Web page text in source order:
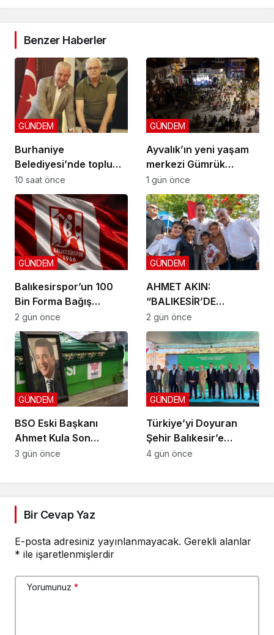
Benzer Haberler
Burhaniye
Belediyesi’nde toplu
sözleşme: İmzalar atıldı
GÜNDEM
10 saat önce
Ayvalık’ın yeni yaşam
merkezi Gümrük
Meydanı açıldı
GÜNDEM
1 gün önce
Balıkesirspor’un 100
Bin Forma Bağış
Kampanyası 10 Bin
Formada Kaldı!
GÜNDEM
2 gün önce
AHMET AKIN:
“BALIKESİR’DE
DOKUNMADIĞIMIZ İLÇE
KALMAYACAK”
GÜNDEM
2 gün önce
BSO Eski Başkanı
Ahmet Kula Son
Yolculuğuna Uğurlandı
GÜNDEM
3 gün önce
Türkiye’yi Doyuran
Şehir Balıkesir’e
Fransız Devinden Yeni
GÜNDEM
4 gün önce
Bir Cevap Yaz
E-posta adresiniz yayınlanmayacak. Gerekli alanlar
* ile işaretlenmişlerdir
Yorumunuz *